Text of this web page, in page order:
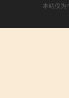
本站仅为